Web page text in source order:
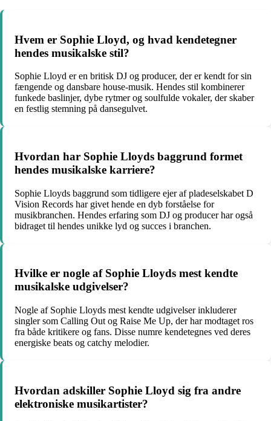
Hvem er Sophie Lloyd, og hvad kendetegner
hendes musikalske stil?
Sophie Lloyd er en britisk DJ og producer, der er kendt for sin
fængende og dansbare house-musik. Hendes stil kombinerer
funkede baslinjer, dybe rytmer og soulfulde vokaler, der skaber
en festlig stemning på dansegulvet.
Hvordan har Sophie Lloyds baggrund formet
hendes musikalske karriere?
Sophie Lloyds baggrund som tidligere ejer af pladeselskabet D
Vision Records har givet hende en dyb forståelse for
musikbranchen. Hendes erfaring som DJ og producer har også
bidraget til hendes unikke lyd og succes i branchen.
Hvilke er nogle af Sophie Lloyds mest kendte
musikalske udgivelser?
Nogle af Sophie Lloyds mest kendte udgivelser inkluderer
singler som Calling Out og Raise Me Up, der har modtaget ros
fra både kritikere og fans. Disse numre kendetegnes ved deres
energiske beats og catchy melodier.
Hvordan adskiller Sophie Lloyd sig fra andre
elektroniske musikartister?